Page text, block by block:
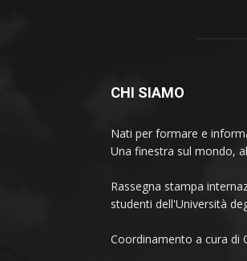
CHI SIAMO
Nati per formare e
Una finestra sul mondo,
Rassegna stampa
studenti dell'Università
Coordinamento a cura di